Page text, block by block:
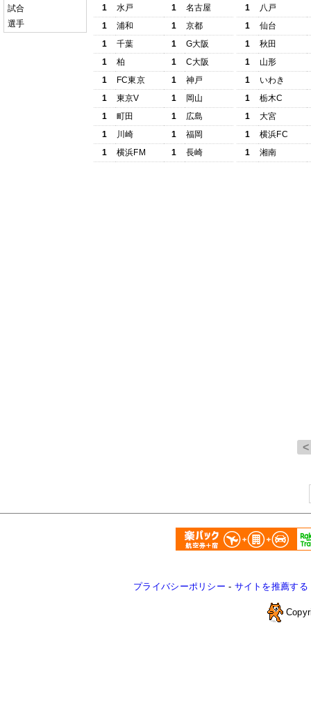
試合
選手
1
水戸 1
名古屋
1
浦和 1
京都
1
千葉 1
G大阪
1
柏 1
C大阪
1
FC東京 1
神戸
1
東京V 1
岡山
1
町田 1
広島
1
川崎 1
福岡
1
横浜FM 1 長崎
1
八戸
1
仙台
1
秋田
1
山形
1
いわき
1
栃木C
1
大宮
1
横浜FC
1
湘南
プライバシーポリシー - サイトを推薦する